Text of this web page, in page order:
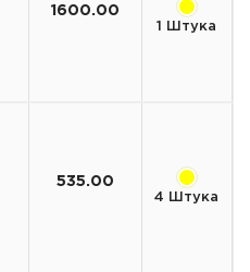
1600.00
1 Штука
535.00
4 Штука